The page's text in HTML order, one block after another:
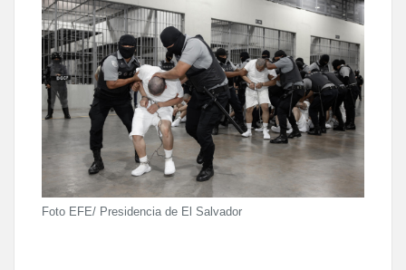
Foto EFE/ Presidencia de El Salvador